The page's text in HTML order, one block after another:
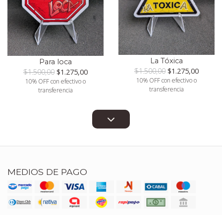
Para loca
$1.500,00 $1.275,00
10% OFF con efectivo o
transferencia
La Tóxica
$1.500,00 $1.275,00
10% OFF con efectivo o
transferencia
MEDIOS DE PAGO